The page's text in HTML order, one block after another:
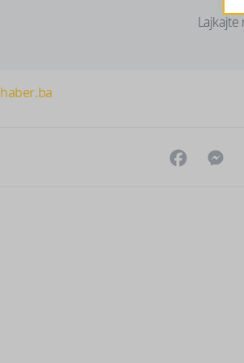
Lajkajte
haber.ba